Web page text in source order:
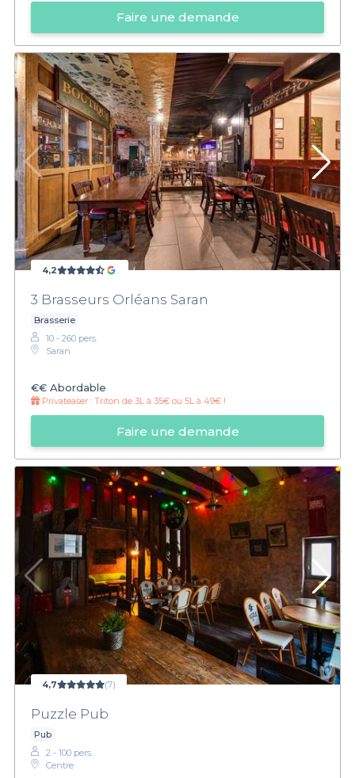
Faire une demande
4,2
3 Brasseurs Orléans Saran
Brasserie
10 - 260 pers.
Saran
€€ Abordable
Privateaser : Triton de 3L à 35€ ou 5L à 49€ !
Faire une demande
4,7 (7)
Puzzle Pub
Pub
2 - 100 pers.
Centre